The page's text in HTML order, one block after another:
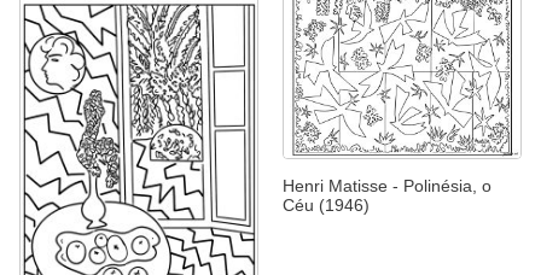
Henri Matisse - Polinésia, o
Céu (1946)